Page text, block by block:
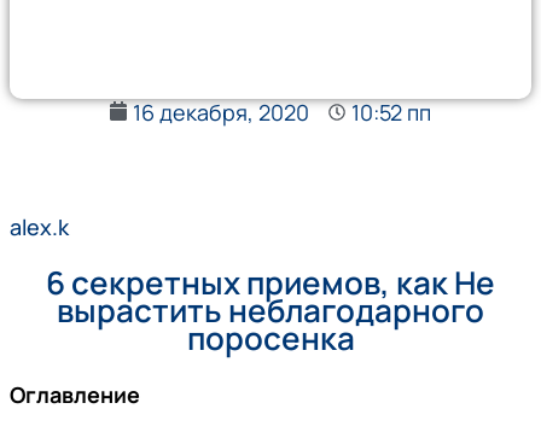
16 декабря, 2020 10:52 пп
alex.k
6 секретных приемов, как Не
вырастить неблагодарного
поросенка
Оглавление